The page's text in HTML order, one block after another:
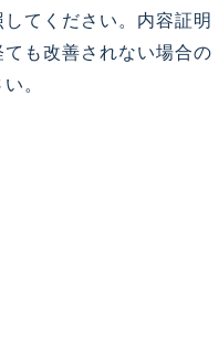
してください。内容証明
も改善されない場合の
。